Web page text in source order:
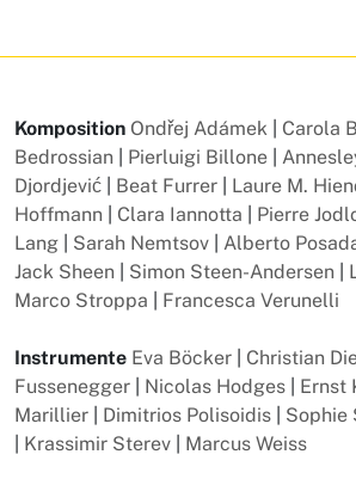
Komposition Ondřej Adámek Carola
Bedrossian
Pierluigi Billone
Djordjević
Beat Furrer Laure M.
Hoffmann
Clara Iannotta Pierre
Lang
Sarah Nemtsov Alberto
Jack Sheen
Simon Steen-Andersen
Marco Stroppa
Francesca Verunelli
Instrumente Eva Böcker Christian
Fussenegger
Nicolas Hodges Ernst
Marillier
Dimitrios Polisoidis
Sophie
Krassimir Sterev Marcus Weiss